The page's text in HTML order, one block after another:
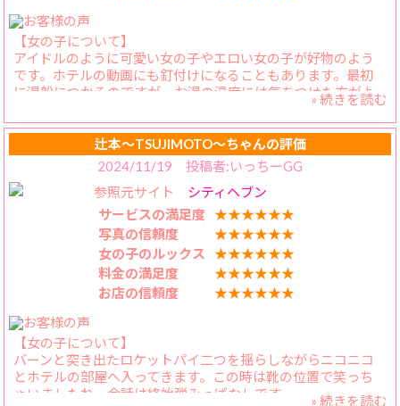
女の子・コスパ・スタッフ対応すべてよくて非の打ちどころ
のない満点5.0です。
【女の子について】
アイドルのように可愛い女の子やエロい女の子が好物のよう
です。ホテルの動画にも釘付けになることもあります。最初
に湯船につかるのですが、お湯の温度には気をつけた方がよ
いです。40度でも熱いらしいので。あれを8本使えばなんてこ
とも(笑)
【料金納得度】
お安い価格帯でかえらさんと遊べるのはありがたいです。
【プレイ内容】
ベッドに行けば、エロティックモード全開です。本当にキス
好きで、くちびるの周りが赤くなるくらいキスを交わしま
す！声を出してもらってもよいのに、恥ずかしがって我慢して
いるのも、可愛さ満点です。
【スタッフの対応】
チャットでも反応よく回答頂けるので、助かります。
» 続きを読む
辻本〜TSUJIMOTO〜ちゃんの評価
2024/11/19 投稿者:いっちーGG
参照元サイト シティヘブン
サービスの満足度
★★★★★★
写真の信頼度
★★★★★★
女の子のルックス
★★★★★★
料金の満足度
★★★★★★
お店の信頼度
★★★★★★
【女の子について】
バーンと突き出たロケットパイ二つを揺らしながらニコニコ
とホテルの部屋へ入ってきます。この時は靴の位置で笑っち
ゃいましたね。会話は終始弾みっぱなしです。
» 続きを読む